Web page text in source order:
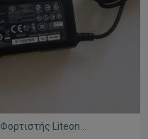
Φορτιστής Liteon